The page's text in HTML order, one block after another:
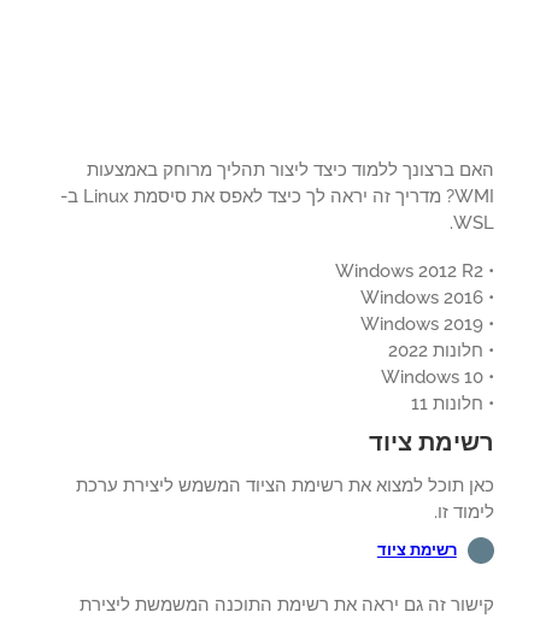
ברצונך ללמוד כיצד ליצור תהליך מרוחק באמצעות
WMI? מדריך זה יראה לך כיצד לאפס את סיסמת Linux ב-
2022
11
ציוד
תוכל למצוא את רשימת הציוד המשמש ליצירת ערכת
רשימת ציוד
זה גם יראה את רשימת התוכנה המשמשת ליצירת